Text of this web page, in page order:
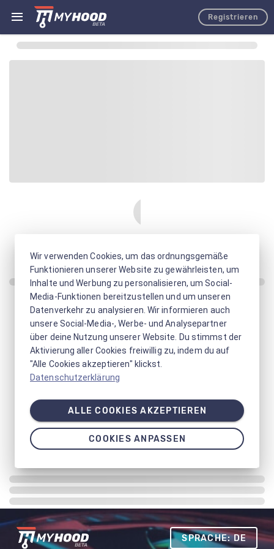
Registrieren
SPRACHE: DE
Wir verwenden Cookies, um das ordnungsgemäße
Funktionieren unserer Website zu gewährleisten, um
Inhalte und Werbung zu personalisieren, um Social-
Media-Funktionen bereitzustellen und um unseren
Datenverkehr zu analysieren. Wir informieren auch
unsere Social-Media-, Werbe- und Analysepartner
über deine Nutzung unserer Website. Du stimmst der
Aktivierung aller Cookies freiwillig zu, indem du auf
"Alle Cookies akzeptieren" klickst.
Datenschutzerklärung
ALLE COOKIES AKZEPTIEREN
COOKIES ANPASSEN